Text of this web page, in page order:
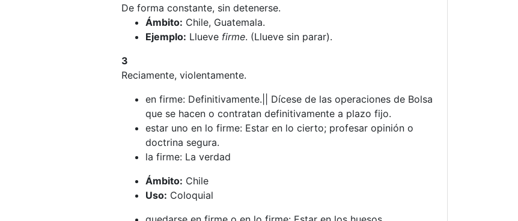
De forma constante, sin detenerse.
Ámbito: Chile, Guatemala.
Ejemplo: Llueve firme. (Llueve sin parar).
3
Reciamente, violentamente.
en firme: Definitivamente.|| Dícese de las operaciones de Bolsa
que se hacen o contratan definitivamente a plazo fijo.
estar uno en lo firme: Estar en lo cierto; profesar opinión o
doctrina segura.
la firme: La verdad
Ámbito: Chile
Uso: Coloquial